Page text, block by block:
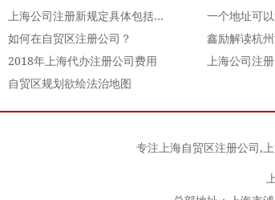
上海公司注册新规定具体包括哪些呢？ 一个地址可
如何在自贸区注册公司？
2018年上海代办注册公司费用
上海公司注
自贸区规划欲绘法治地图
专注上海自贸区注册公司,